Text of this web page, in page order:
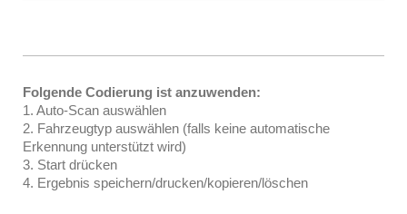
Folgende Codierung ist anzuwenden:
1. Auto-Scan auswählen
2. Fahrzeugtyp auswählen (falls keine automatische
Erkennung unterstützt wird)
3. Start drücken
4. Ergebnis speichern/drucken/kopieren/löschen